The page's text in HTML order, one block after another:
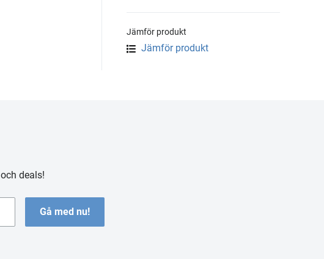
Jämför produkt
Jämför produkt
deals!
Gå med nu!